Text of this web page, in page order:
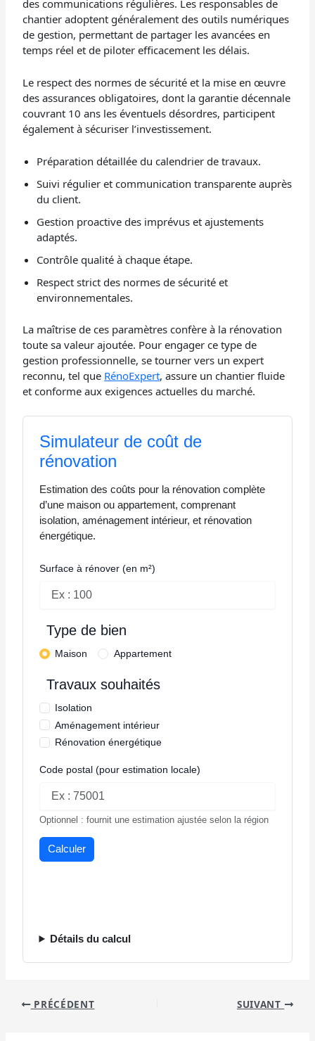
des communications régulières. Les responsables de
chantier adoptent généralement des outils numériques
de gestion, permettant de partager les avancées en
temps réel et de piloter efficacement les délais.
Le respect des normes de sécurité et la mise en œuvre
des assurances obligatoires, dont la garantie décennale
couvrant 10 ans les éventuels désordres, participent
également à sécuriser l’investissement.
Préparation détaillée du calendrier de travaux.
Suivi régulier et communication transparente auprès
du client.
Gestion proactive des imprévus et ajustements
adaptés.
Contrôle qualité à chaque étape.
Respect strict des normes de sécurité et
environnementales.
La maîtrise de ces paramètres confère à la rénovation
toute sa valeur ajoutée. Pour engager ce type de
gestion professionnelle, se tourner vers un expert
reconnu, tel que RénoExpert, assure un chantier fluide
et conforme aux exigences actuelles du marché.
Simulateur de coût de
rénovation
Estimation des coûts pour la rénovation complète
d’une maison ou appartement, comprenant
isolation, aménagement intérieur, et rénovation
énergétique.
Surface à rénover (en m²)
Type de bien
Maison Appartement
Travaux souhaités
Isolation
Aménagement intérieur
Rénovation énergétique
Code postal (pour estimation locale)
Optionnel : fournit une estimation ajustée selon la région
Calculer
Détails du calcul
PRÉCÉDENT SUIVANT